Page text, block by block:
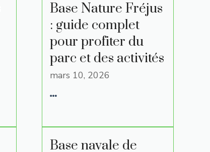
Base Nature Fréjus
: guide complet
pour profiter du
parc et des activités
mars 10, 2026
Base navale de